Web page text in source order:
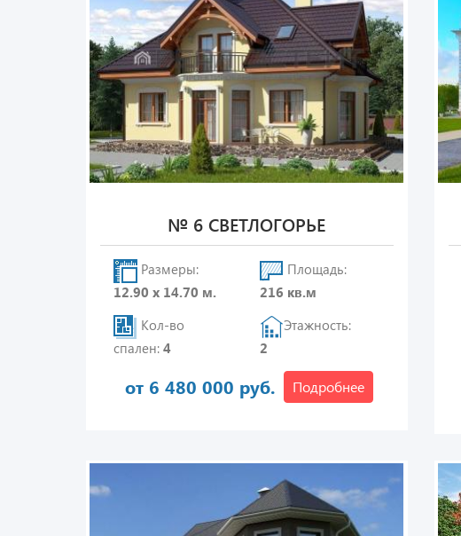
№ 6 СВЕТЛОГОРЬЕ
Размеры:
12.90 х 14.70 м.
Кол-во
спален: 4
Площадь:
216 кв.м
Этажность:
2
от 6 480 000 руб. Подробнее